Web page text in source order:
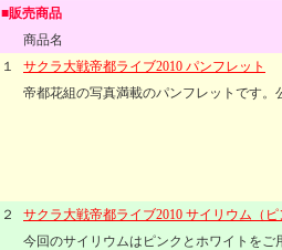
■販売商品
商品名
１
サクラ大戦帝都ライブ2010 パンフレット
帝都花組の写真満載のパンフレットです。
２
サクラ大戦帝都ライブ2010 サイリウム（
今回のサイリウムはピンクとホワイトを